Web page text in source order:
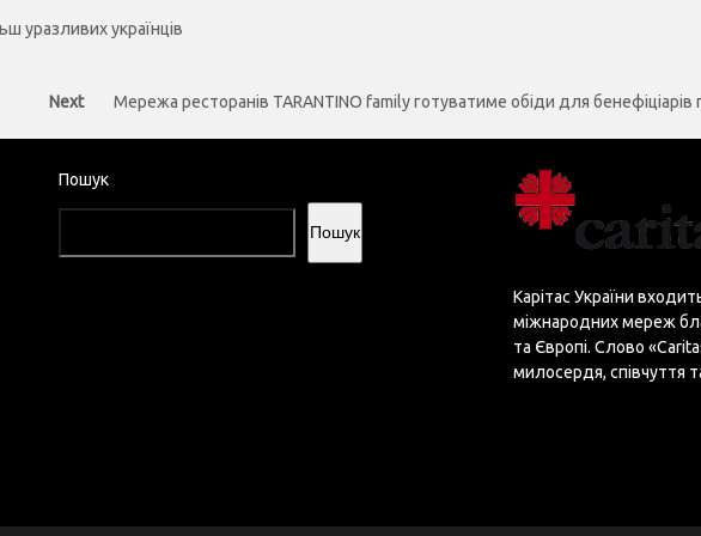
уразливих українців
Next
Next
Мережа ресторанів TARANTINO family готуватиме обіди для бенефіціарів
Пошук
Пошук
Карітас України
міжнародних мереж
та Європі. Слово
милосердя, співчуття